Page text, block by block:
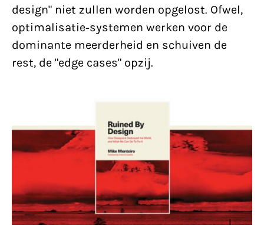
design" niet zullen worden opgelost. Ofwel,
optimalisatie-systemen werken voor de
dominante meerderheid en schuiven de
rest, de "edge cases" opzij.